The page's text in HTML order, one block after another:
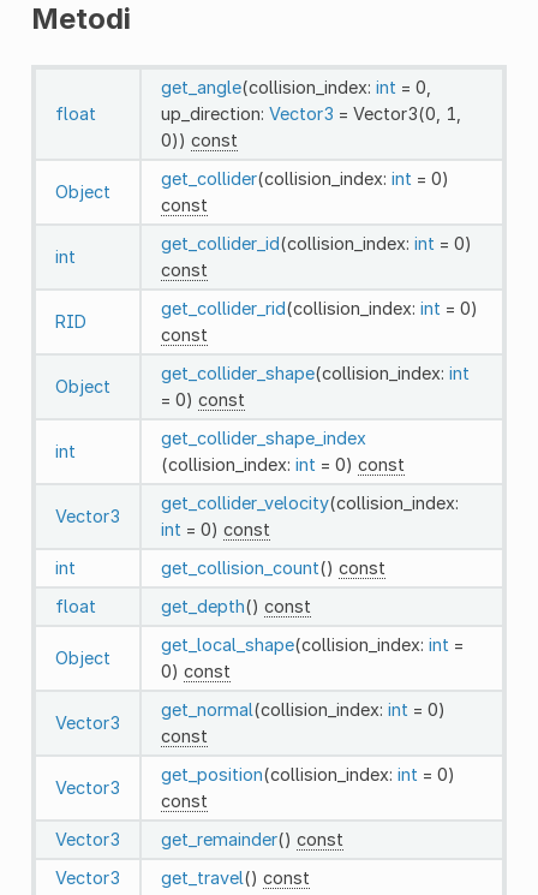
Metodi
float
get_angle(collision_index: int = 0,
up_direction: Vector3 = Vector3(0, 1,
0)) const
Object
get_collider(collision_index: int = 0)
const
int
get_collider_id(collision_index: int = 0)
const
RID
get_collider_rid(collision_index: int = 0)
const
Object
get_collider_shape(collision_index: int
= 0) const
int
get_collider_shape_index
(collision_index: int = 0) const
Vector3
get_collider_velocity(collision_index:
int = 0) const
int
get_collision_count() const
float
get_depth() const
Object
get_local_shape(collision_index: int =
0) const
Vector3
get_normal(collision_index: int = 0)
const
Vector3
get_position(collision_index: int = 0)
const
Vector3
get_remainder() const
Vector3
get_travel() const